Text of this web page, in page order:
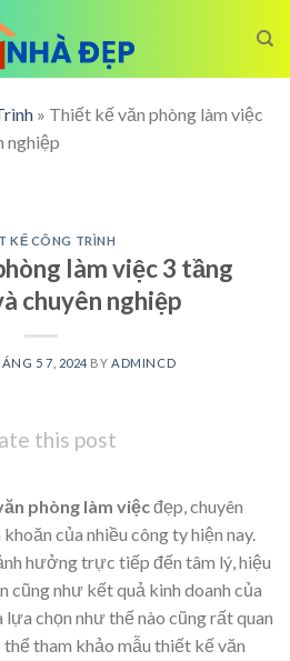
» Thiết kế văn phòng làm việc
nghiệp
KẾ CÔNG TRÌNH
làm việc 3 tầng
chuyên nghiệp
5 7, 2024 BYADMINCD
this post
phòng làm việcđẹp, chuyên
của nhiều công ty hiện nay.
hưởng trực tiếp đến tâm lý, hiệu
cũng như kết quả kinh doanh của
chọn như thế nào cũng rất quan
tham khảo mẫu thiết kế văn